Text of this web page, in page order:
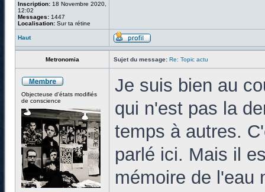
Inscription: 18 Novembre 2020,
12:02
Messages: 1447
Localisation: Sur ta rétine
Haut
Metronomia Sujet du message: Re: Topic actu
Objecteuse d'états modifiés
de conscience
Je suis bien au
qui n'est pas la
temps à autres.
parlé ici. Mais il
mémoire de l'eau